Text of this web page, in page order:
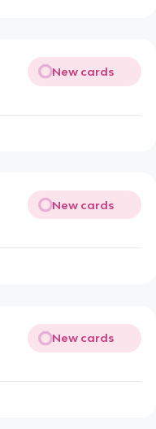
New cards
New cards
New cards